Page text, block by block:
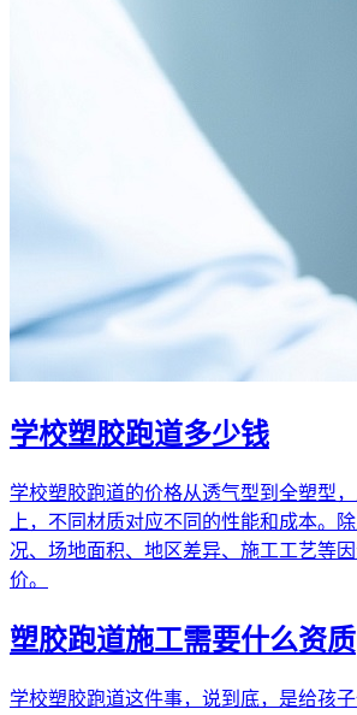
学校塑胶跑道多少钱
学校塑胶跑道的价格从透气型到全塑型
上，不同材质对应不同的性能和成本。
况、场地面积、地区差异、施工工艺等
价。
塑胶跑道施工需要什么资质
学校塑胶跑道这件事，说到底，是给孩